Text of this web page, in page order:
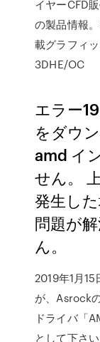
イヤーCFD
の製品情報
載グラフィ
3DHE/OC
エラー
をダウ
amd イ
せん。
発生し
問題が
ん。
2019年1月
が、Asrock
ドライバ「
として下さい